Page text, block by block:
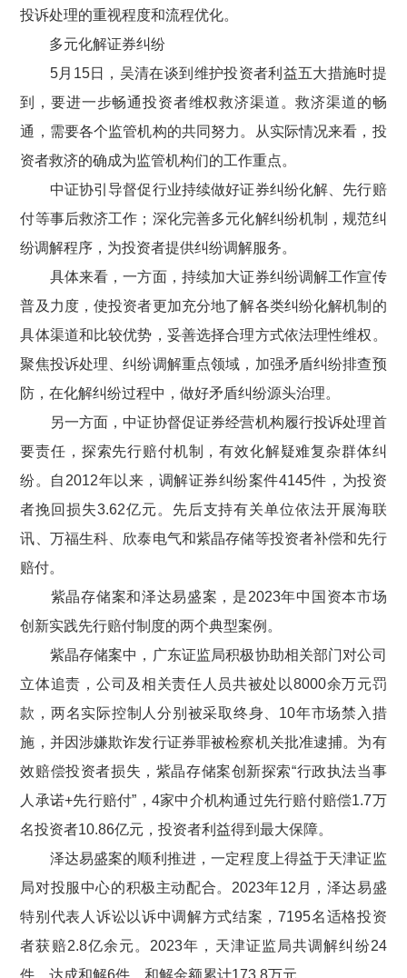
投诉处理的重视程度和流程优化。
多元化解证券纠纷
5月 15日，吴清在谈到维护投资者利益五大措施时提
到，要进一步畅通投资者维权救济渠道。救济渠道的畅
通，需要各个监管机构的共同努力。从实际情况来看，投
资者救济的确成为监管机构们的工作重点。
中证协引导督促行业持续做好证券纠纷化解、先行赔
付等事后救济工作；深化完善多元化解纠纷机制，规范纠
纷调解程序，为投资者提供纠纷调解服务。
具体来看，一方面，持续加大证券纠纷调解工作宣传
普及力度，使投资者更加充分地了解各类纠纷化解机制的
具体渠道和比较优势，妥善选择合理方式依法理性维权。
聚焦投诉处理、纠纷调解重点领域，加强矛盾纠纷排查预
防，在化解纠纷过程中，做好矛盾纠纷源头治理。
另一方面，中证协督促证券经营机构履行投诉处理首
要责任，探索先行赔付机制，有效化解疑难复杂群体纠
纷。自 2012年以来，调解证券纠纷案件4145件，为投资
者挽回损失3.62亿元。先后支持有关单位依法开展海联
讯、万福生科、欣泰电气和紫晶存储等投资者补偿和先行
赔付。
紫晶存储案和泽达易盛案，是2023年中国资本市场
创新实践先行赔付制度的两个典型案例。
紫晶存储案中，广东证监局积极协助相关部门对公司
立体追责，公司及相关责任人员共被处以8000余万元罚
款，两名实际控制人分别被采取终身、 10年市场禁入措
施，并因涉嫌欺诈发行证券罪被检察机关批准逮捕。为有
效赔偿投资者损失，紫晶存储案创新探索“行政执法当事
人承诺+先行赔付”， 4家中介机构通过先行赔付赔偿1.7万
名投资者10.86亿元，投资者利益得到最大保障。
泽达易盛案的顺利推进，一定程度上得益于天津证监
局对投服中心的积极主动配合。 2023年12 月，泽达易盛
特别代表人诉讼以诉中调解方式结案，7195名适格投资
者获赔2.8亿余元。 2023年，天津证监局共调解纠纷24
件，达成和解6件，和解金额累计173.8万元。